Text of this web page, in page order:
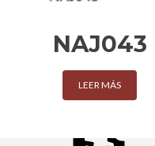
NAJ043
LEER MÁS